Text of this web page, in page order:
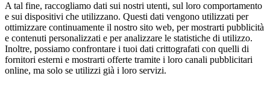
A tal fine, raccogliamo dati sui nostri utenti, sul loro comportamento
e sui dispositivi che utilizzano. Questi dati vengono utilizzati per
ottimizzare continuamente il nostro sito web, per mostrarti pubblicità
e contenuti personalizzati e per analizzare le statistiche di utilizzo.
Inoltre, possiamo confrontare i tuoi dati crittografati con quelli di
fornitori esterni e mostrarti offerte tramite i loro canali pubblicitari
online, ma solo se utilizzi già i loro servizi.